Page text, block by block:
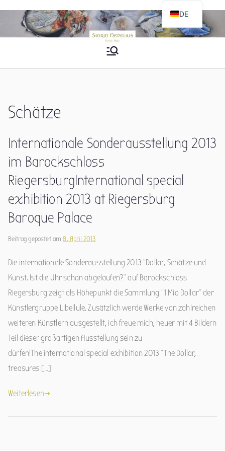
springen
Sigrid Nepelius
Fine Art
Schätze
Internationale Sonderausstellung 2013
im Barockschloss
RiegersburgInternational special
exhibition 2013 at Riegersburg
Baroque Palace
Beitrag gepostet am8. April 2013
Die internationale Sonderausstellung 2013 “Dollar, Schätze und
Kunst. Ist die Uhr schon abgelaufen?” auf Barockschloss
Riegersburg zeigt als Höhepunkt die Sammlung “1 Mio Dollar” der
Künstlergruppe Libellule. Zusätzlich werde Werke von zahlreichen
weiteren Künstlern ausgestellt, ich freue mich, heuer mit 4 Bildern
Teil dieser großartigen Ausstellung sein zu
dürfen!The international special exhibition 2013 “The Dollar,
treasures […]
Weiterlesen
DE
EN